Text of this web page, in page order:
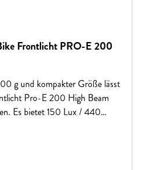
Frontlicht PRO-E 200
g und kompakter Größe lässt
Pro-E 200 High Beam
Es bietet 150 Lux / 440